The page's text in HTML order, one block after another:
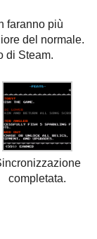
faranno più
del normale.
di Steam.
completata.